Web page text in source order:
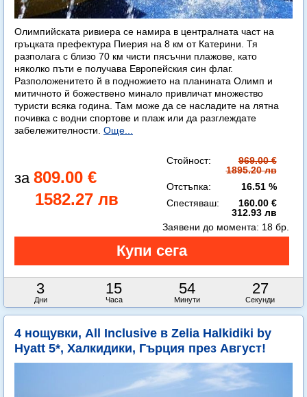
Олимпийската ривиера се намира в централната част на
гръцката префектура Пиерия на 8 км от Катерини. Тя
разполага с близо 70 км чисти пясъчни плажове, като
няколко пъти е получава Европейския син флаг.
Разположенитето й в подножието на планината Олимп и
митичното й божествено минало привличат множество
туристи всяка година. Там може да се насладите на лятна
почивка с водни спортове и плаж или да разглеждате
забележителности. Още...
809.00 €
1582.27 лв
Стойност:
969.00 €
1895.20 лв
Отстъпка:
16.51 %
Спестяваш:
160.00 €
312.93 лв
3
Дни
15
Часа
54
Минути
25
Секунди
Заявени до момента: 18 бр.
4 нощувки, All Inclusive в Zelia Halkidiki by
Hyatt 5*, Халкидики, Гърция през Август!